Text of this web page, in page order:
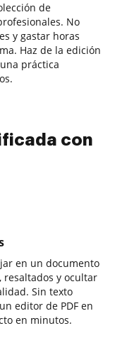
de
No
y gastar horas
Haz de la edición
práctica
con
en un documento
resaltados y ocultar
Sin texto
editor de PDF en
en minutos.